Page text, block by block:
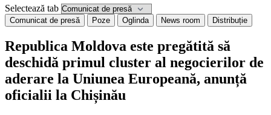
Selectează tab
Comunicat de presă Poze Oglinda News room Distribuție
Republica Moldova este pregătită să
deschidă primul cluster al negocierilor de
aderare la Uniunea Europeană, anunță
oficialii la Chișinău